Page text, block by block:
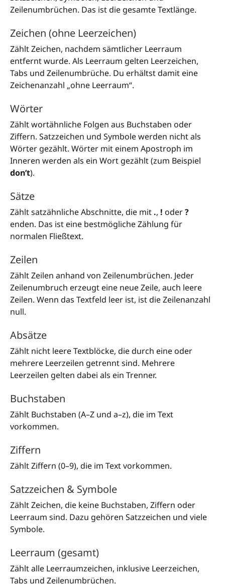
Zeilenumbrüchen. Das ist die gesamte Textlänge.
Zeichen (ohne Leerzeichen)
Zählt Zeichen, nachdem sämtlicher Leerraum
entfernt wurde. Als Leerraum gelten Leerzeichen,
Tabs und Zeilenumbrüche. Du erhältst damit eine
Zeichenanzahl „ohne Leerraum“.
Wörter
Zählt wortähnliche Folgen aus Buchstaben oder
Ziffern. Satzzeichen und Symbole werden nicht als
Wörter gezählt. Wörter mit einem Apostroph im
Inneren werden als ein Wort gezählt (zum Beispiel
don’t).
Sätze
Zählt satzähnliche Abschnitte, die mit ., ! oder?
enden. Das ist eine bestmögliche Zählung für
normalen Fließtext.
Zeilen
Zählt Zeilen anhand von Zeilenumbrüchen. Jeder
Zeilenumbruch erzeugt eine neue Zeile, auch leere
Zeilen. Wenn das Textfeld leer ist, ist die Zeilenanzahl
null.
Absätze
Zählt nicht leere Textblöcke, die durch eine oder
mehrere Leerzeilen getrennt sind. Mehrere
Leerzeilen gelten dabei als ein Trenner.
Buchstaben
Zählt Buchstaben (A–Z und a–z), die im Text
vorkommen.
Ziffern
Zählt Ziffern (0–9), die im Text vorkommen.
Satzzeichen & Symbole
Zählt Zeichen, die keine Buchstaben, Ziffern oder
Leerraum sind. Dazu gehören Satzzeichen und viele
Symbole.
Leerraum (gesamt)
Zählt alle Leerraumzeichen, inklusive Leerzeichen,
Tabs und Zeilenumbrüchen.